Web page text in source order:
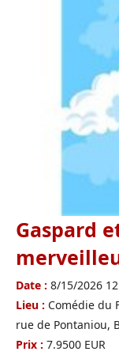
Gaspard
Date : 8/15/2026
Lieu : Comédie du
rue de Pontaniou,
Prix : 7.9500 EUR